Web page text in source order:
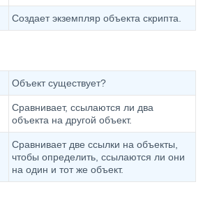
Создает экземпляр объекта скрипта.
Объект существует?
Сравнивает, ссылаются ли два
объекта на другой объект.
Сравнивает две ссылки на объекты,
чтобы определить, ссылаются ли они
на один и тот же объект.